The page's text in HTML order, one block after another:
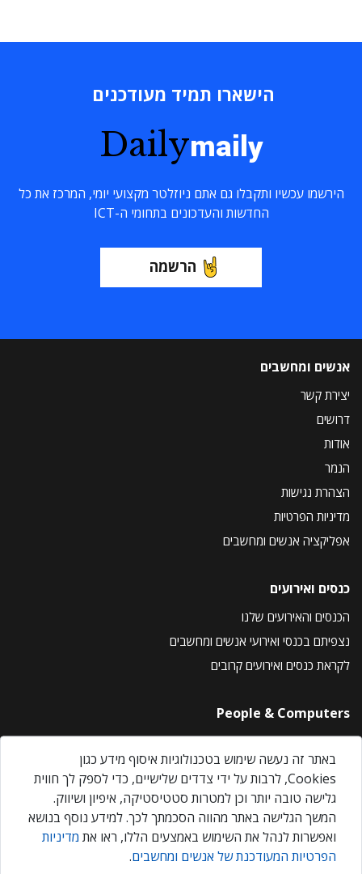
הישארו תמיד מעודכנים
Dailymaily
הירשמו עכשיו ותקבלו גם אתם ניוזלטר מקצועי יומי, המרכז את כל
החדשות והעדכונים בתחומי ה-ICT
הרשמה
אנשים ומחשבים
יצירת קשר
דרושים
אודות
הנמר
הצהרת נגישות
מדיניות הפרטיות
אפליקציה אנשים ומחשבים
כנסים ואירועים
הכנסים והאירועים שלנו
נצפיתם בכנסי ואירועי אנשים ומחשבים
לקראת כנסים ואירועים קרובים
People & Computers
About Us
Privacy Policy
Contact Us
Our Events
באתר זה נעשה שימוש בטכנולוגיות איסוף מידע כגון
Cookies, לרבות על ידי צדדים שלישיים, כדי לספק לך חווית
גלישה טובה יותר וכן למטרות סטטיסטיקה, איפיון ושיווק.
המשך הגלישה באתר מהווה הסכמתך לכך. למידע נוסף בנושא
ואפשרות לנהל את השימוש באמצעים הללו, ראו את מדיניות
הפרטיות המעודכנת של אנשים ומחשבים.